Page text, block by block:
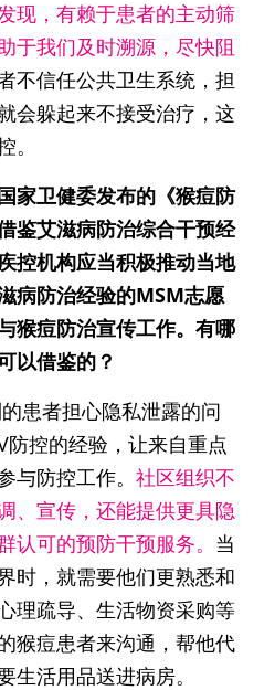
现，有赖于患者的主动筛
于我们及时溯源，尽快阻
不信任公共卫生系统，担
会躲起来不接受治疗，这
家卫健委发布的《猴痘防
鉴艾滋病防治综合干预经
控机构应当积极推动当地
病防治经验的MSM志愿
猴痘防治宣传工作。有哪
以借鉴的？
患者担心隐私泄露的问
防控的经验，让来自重点
与防控工作。 社区组织不
、宣传，还能提供更具隐
认可的预防干预服务。 当
时，就需要他们更熟悉和
理疏导、生活物资采购等
猴痘患者来沟通，帮他代
生活用品送进病房。